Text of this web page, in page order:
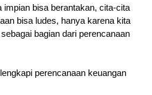
impian bisa berantakan, cita-cita
bisa ludes, hanya karena kita
bagian dari perencanaan
perencanaan keuangan